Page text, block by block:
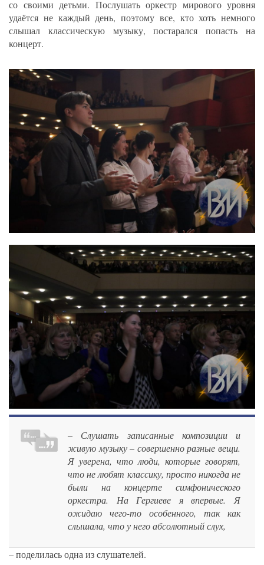
со своими детьми. Послушать оркестр мирового уровня
удаётся не каждый день, поэтому все, кто хоть немного
слышал классическую музыку, постарался попасть на
концерт.
– Слушать записанные композиции и
живую музыку – совершенно разные вещи.
Я уверена, что люди, которые говорят,
что не любят классику, просто никогда не
были на концерте симфонического
оркестра. На Гергиеве я впервые. Я
ожидаю чего-то особенного, так как
слышала, что у него абсолютный слух,
– поделилась одна из слушателей.